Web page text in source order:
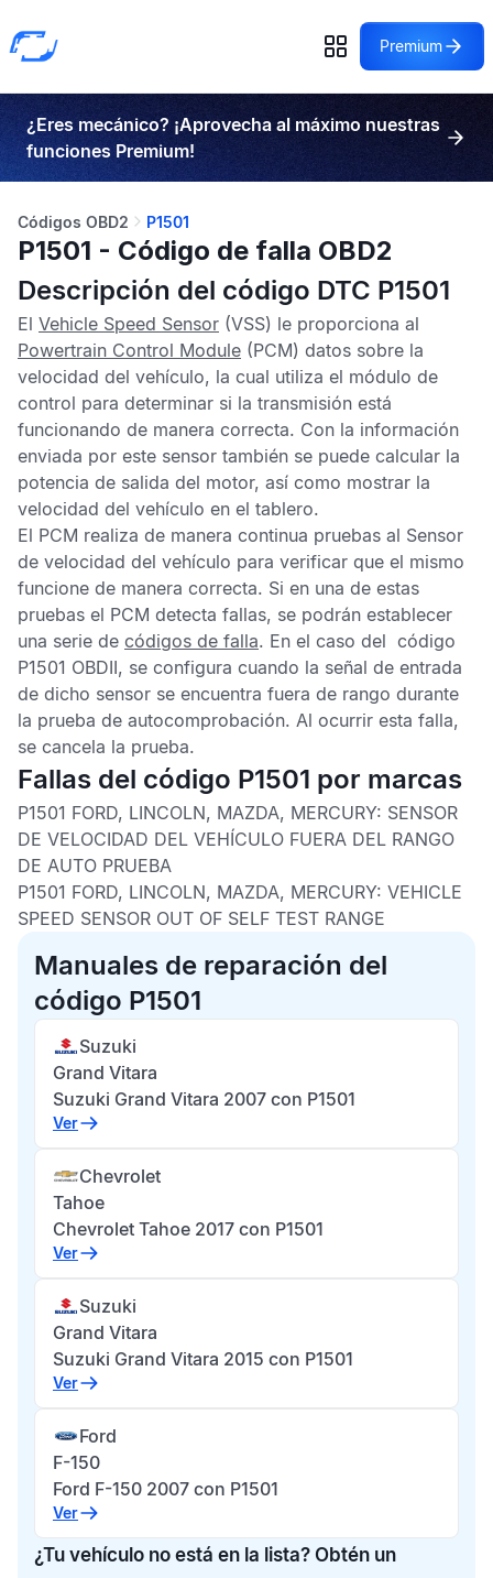
Premium
¿Eres mecánico? ¡Aprovecha al máximo nuestras
funciones Premium!
Códigos OBD2 P1501
P1501 - Código de falla OBD2
Descripción del código DTC P1501
El Vehicle Speed Sensor (VSS) le proporciona al
Powertrain Control Module (PCM) datos sobre la
velocidad del vehículo, la cual utiliza el módulo de
control para determinar si la transmisión está
funcionando de manera correcta. Con la información
enviada por este sensor también se puede calcular la
potencia de salida del motor, así como mostrar la
velocidad del vehículo en el tablero.
El PCM realiza de manera continua pruebas al Sensor
de velocidad del vehículo para verificar que el mismo
funcione de manera correcta. Si en una de estas
pruebas el PCM detecta fallas, se podrán establecer
una serie de códigos de falla. En el caso del código
P1501 OBDII, se configura cuando la señal de entrada
de dicho sensor se encuentra fuera de rango durante
la prueba de autocomprobación. Al ocurrir esta falla,
se cancela la prueba.
Fallas del código P1501 por marcas
P1501 FORD, LINCOLN, MAZDA, MERCURY: SENSOR
DE VELOCIDAD DEL VEHÍCULO FUERA DEL RANGO
DE AUTO PRUEBA
P1501 FORD, LINCOLN, MAZDA, MERCURY: VEHICLE
SPEED SENSOR OUT OF SELF TEST RANGE
Manuales de reparación del
código P1501
Suzuki
Grand Vitara
Suzuki Grand Vitara 2007 con P1501
Ver
Chevrolet
Tahoe
Chevrolet Tahoe 2017 con P1501
Ver
Suzuki
Grand Vitara
Suzuki Grand Vitara 2015 con P1501
Ver
Ford
F-150
Ford F-150 2007 con P1501
Ver
¿Tu vehículo no está en la lista? Obtén un